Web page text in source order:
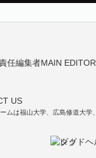
ムは福山大学、広島修道大学